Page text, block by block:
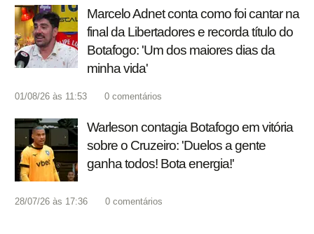
Marcelo Adnet conta como foi cantar na
final da Libertadores e recorda título do
Botafogo: 'Um dos maiores dias da
minha vida'
01/08/26 às 11:53 0 comentários
Warleson contagia Botafogo em vitória
sobre o Cruzeiro: 'Duelos a gente
ganha todos! Bota energia!'
28/07/26 às 17:36 0 comentários